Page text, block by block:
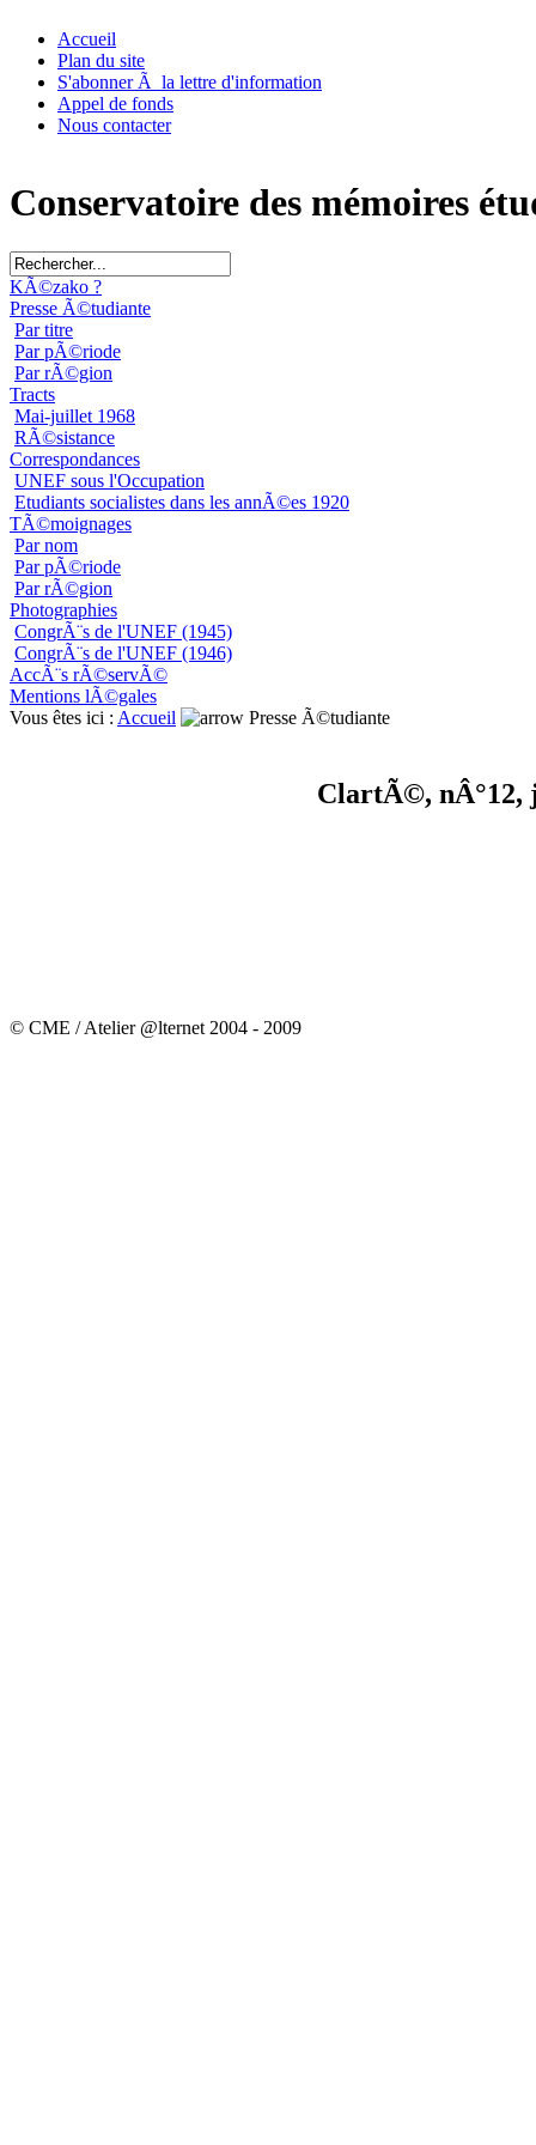
Accueil
Plan du site
S'abonner Ã la lettre d'information
Appel de fonds
Nous contacter
Conservatoire des mémoires
KÃ©zako ?
Presse Ã©tudiante
Par titre
Par pÃ©riode
Par rÃ©gion
Tracts
Mai-juillet 1968
RÃ©sistance
Correspondances
UNEF sous l'Occupation
Etudiants socialistes dans les annÃ©es 1920
TÃ©moignages
Par nom
Par pÃ©riode
Par rÃ©gion
Photographies
CongrÃ¨s de l'UNEF (1945)
CongrÃ¨s de l'UNEF (1946)
AccÃ¨s rÃ©servÃ©
Mentions lÃ©gales
Vous êtes ici : Accueil Presse Ã©tudiante
ClartÃ©, nÂ°12,
© CME / Atelier @lternet 2004 - 2009